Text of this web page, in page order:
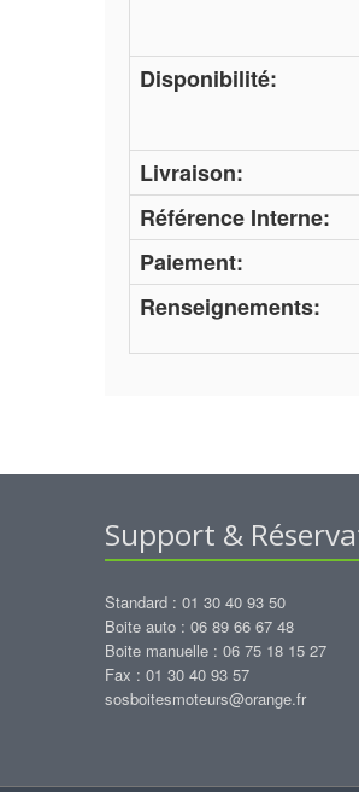
Disponibilité:
Livraison:
Référence Interne:
Paiement:
Renseignements:
Support &
Standard : 01 30 40 93 50
Boite auto : 06 89 66 67 48
Boite manuelle : 06 75 18 15 27
Fax : 01 30 40 93 57
sosboitesmoteurs@orange.fr